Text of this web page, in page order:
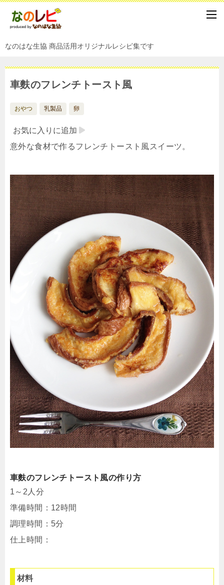
なのはな生協 商品活用オリジナルレシピ集です
車麩のフレンチトースト風
おやつ 乳製品 卵
お気に入りに追加
意外な食材で作るフレンチトースト風スイーツ。
車麩のフレンチトースト風の作り方
1～2人分
準備時間：12時間
調理時間：5分
仕上時間：
材料